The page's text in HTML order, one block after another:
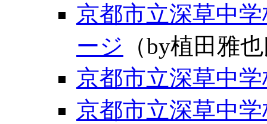
京都市立深草中
ージ （by植田雅
京都市立深草中
京都市立深草中